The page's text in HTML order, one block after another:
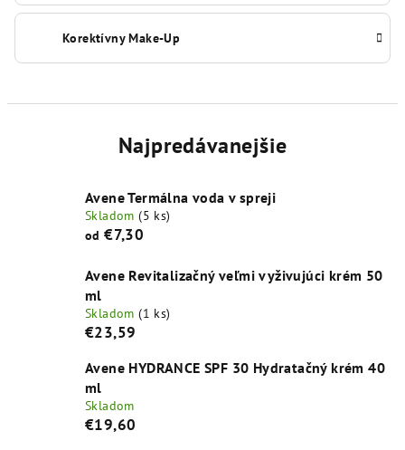
Korektívny Make-Up
Najpredávanejšie
Avene Termálna voda v spreji
Skladom(5 ks)
od €7,30
Avene Revitalizačný veľmi vyživujúci krém 50
ml
Skladom(1 ks)
€23,59
Avene HYDRANCE SPF 30 Hydratačný krém 40
ml
Skladom
€19,60